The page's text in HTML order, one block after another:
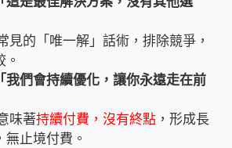
見的「唯一解」話術，排除競爭，
我們會持續優化，讓你永遠走在前
味著持續付費，沒有終點 ，形成長
無止境付費。